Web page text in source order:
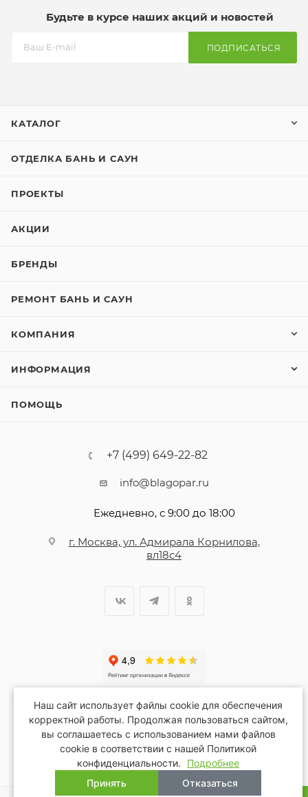
Будьте в курсе наших акций и новостей
ПОДПИСАТЬСЯ
КАТАЛОГ
ОТДЕЛКА БАНЬ И САУН
ПРОЕКТЫ
АКЦИИ
БРЕНДЫ
РЕМОНТ БАНЬ И САУН
КОМПАНИЯ
ИНФОРМАЦИЯ
ПОМОЩЬ
+7 (499) 649-22-82
info@blagopar.ru
Ежедневно, с 9:00 до 18:00
г. Москва, ул. Адмирала Корнилова,
вл18с4
2026 © Благопар
Наш сайт использует файлы cookie для обеспечения
корректной работы. Продолжая пользоваться сайтом,
вы соглашаетесь с использованием нами файлов
cookie в соответствии с нашей Политикой
конфиденциальности.
Подробнее
Принять
Отказаться